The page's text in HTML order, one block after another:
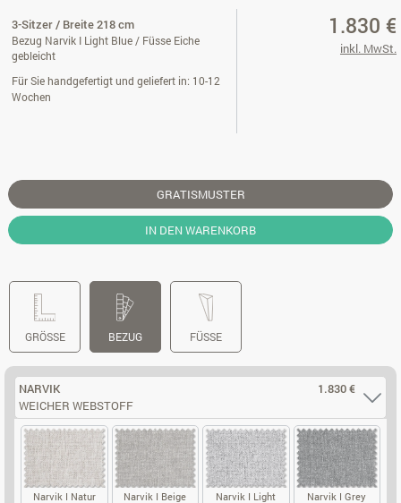
3-Sitzer / Breite 218 cm
Bezug Narvik I Light Blue / Füsse Eiche
gebleicht
Für Sie handgefertigt und geliefert in: 10-12
Wochen
1.830 €
inkl. MwSt.
GRATISMUSTER
IN DEN WARENKORB
GRÖSSE BEZUG FÜSSE
1.830 €
NARVIK
WEICHER WEBSTOFF
Narvik I Natur Narvik I Beige
Narvik I Light
Narvik I Grey